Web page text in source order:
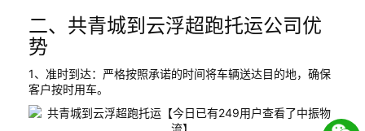
二、共青城到云浮超跑托运公司优
势
1、准时到达：严格按照承诺的时间将车辆送达目的地，确保
客户按时用车。